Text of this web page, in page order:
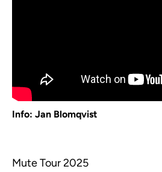
Info: Jan Blomqvist
Mute Tour 2025